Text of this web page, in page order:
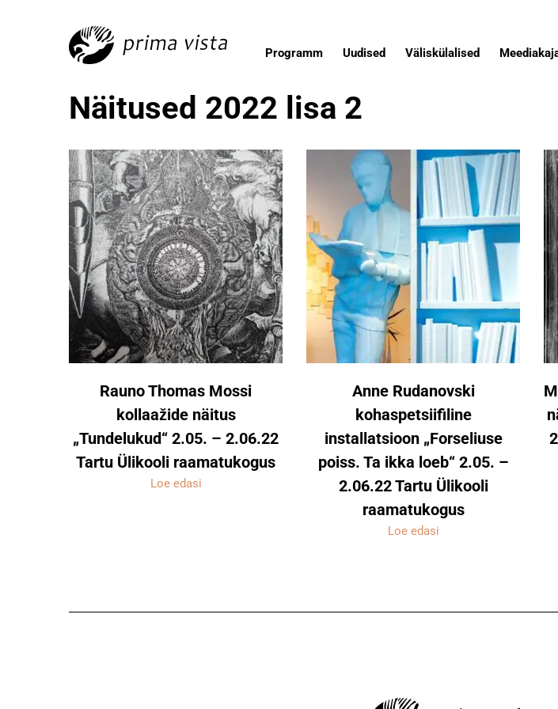
Programm Uudised Väliskülalised
Näitused 2022 lisa 2
Rauno Thomas Mossi
kollaažide näitus
„Tundelukud“ 2.05. – 2.06.22
Tartu Ülikooli raamatukogus
Loe edasi
Anne Rudanovski
kohaspetsiifiline
installatsioon „Forseliuse
poiss. Ta ikka loeb“ 2.05. –
2.06.22 Tartu Ülikooli
raamatukogus
Loe edasi